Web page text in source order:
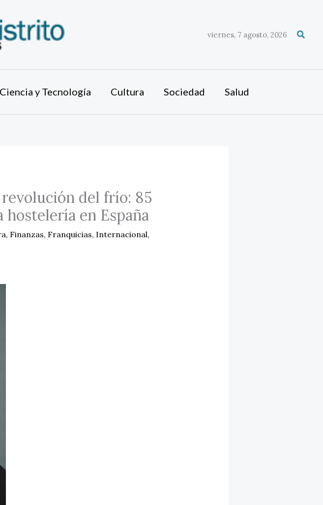
viernes, 7 agosto, 2026
Ciencia y Tecnología Cultura Sociedad Salud
del frío: 85
en España
, Finanzas, Franquicias, Internacional,